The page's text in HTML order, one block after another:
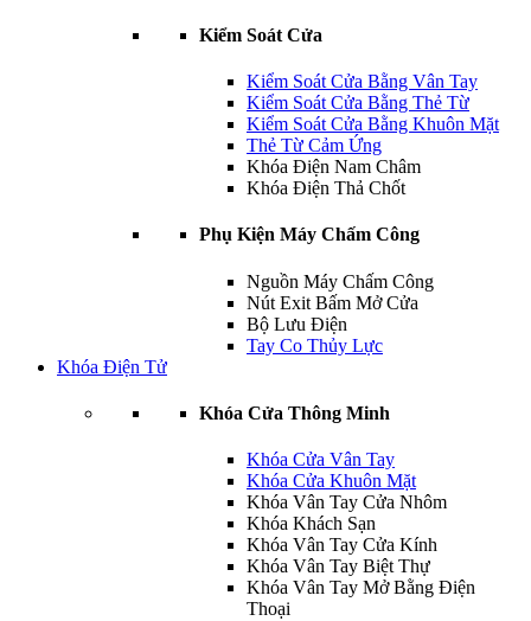
Kiểm Soát Cửa
Kiểm Soát Cửa Bằng Vân Tay
Kiểm Soát Cửa Bằng Thẻ Từ
Kiểm Soát Cửa Bằng Khuôn Mặt
Thẻ Từ Cảm Ứng
Khóa Điện Nam Châm
Khóa Điện Thả Chốt
Phụ Kiện Máy Chấm Công
Nguồn Máy Chấm Công
Nút Exit Bấm Mở Cửa
Bộ Lưu Điện
Tay Co Thủy Lực
Khóa Điện Tử
Khóa Cửa Thông Minh
Khóa Cửa Vân Tay
Khóa Cửa Khuôn Mặt
Khóa Vân Tay Cửa Nhôm
Khóa Khách Sạn
Khóa Vân Tay Cửa Kính
Khóa Vân Tay Biệt Thự
Khóa Vân Tay Mở Bằng Điện
Thoại